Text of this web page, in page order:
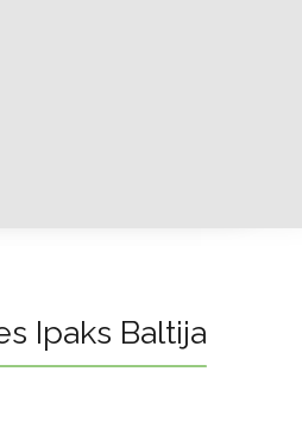
Ipaks Baltija